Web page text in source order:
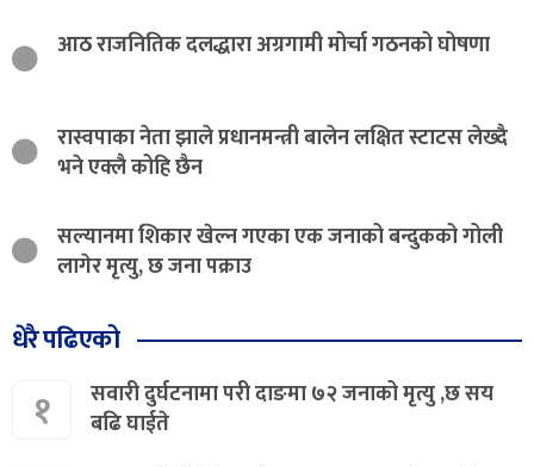
आठ राजनितिक दलद्धारा अग्रगामी मोर्चा गठनको घोषणा
रास्वपाका नेता झाले प्रधानमन्त्री बालेन लक्षित स्टाटस लेख्दै
भने एक्लै कोहि छैन
सल्यानमा शिकार खेल्न गएका एक जनाको बन्दुकको गोली
लागेर मृत्यु, छ जना पक्राउ
धेरै पढिएको
१
सवारी दुर्घटनामा परी दाङमा ७२ जनाको मृत्यु ,छ सय
बढि घाईते